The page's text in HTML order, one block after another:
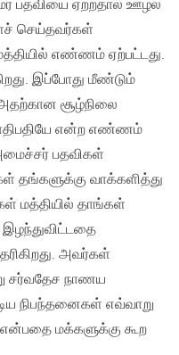
பதவியை ஏற்றதால் ஊழல்
செய்தவர்கள்
எண்ணம் ஏற்பட்டது.
இப்போது மீண்டும்
சூழ்நிலை
என்ற எண்ணம்
பதவிகள்
தங்களுக்கு வாக்களித்து
மத்தியில் தாங்கள்
இழந்துவிட்டதை
அவர்கள்
சர்வதேச நாணய
நிபந்தனைகள் எவ்வாறு
என்பதை மக்களுக்கு கூற